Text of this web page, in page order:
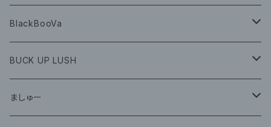
BlackBooVa
CD
BUCK UP LUSH
グッズ
ましゅー